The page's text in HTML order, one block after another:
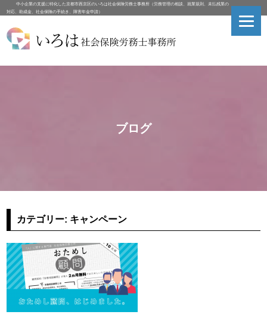
中小企業の支援に特化した京都市西京区のいろは社会保険労務士事務所（労務管理の相談、就業規則、未払残業の
対応、助成金、社会保険の手続き、障害年金申請）
ブログ
カテゴリー: キャンペーン